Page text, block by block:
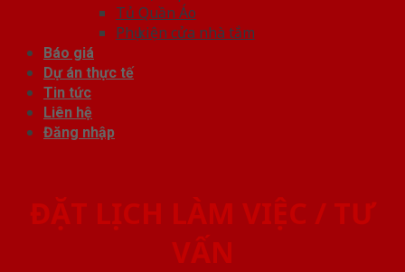
Tủ Quần Áo
Phụ kiện cửa nhà tắm
Báo giá
Dự án thực tế
Tin tức
Liên hệ
Đăng nhập
ĐẶT LỊCH LÀM VIỆC / TƯ
VẤN